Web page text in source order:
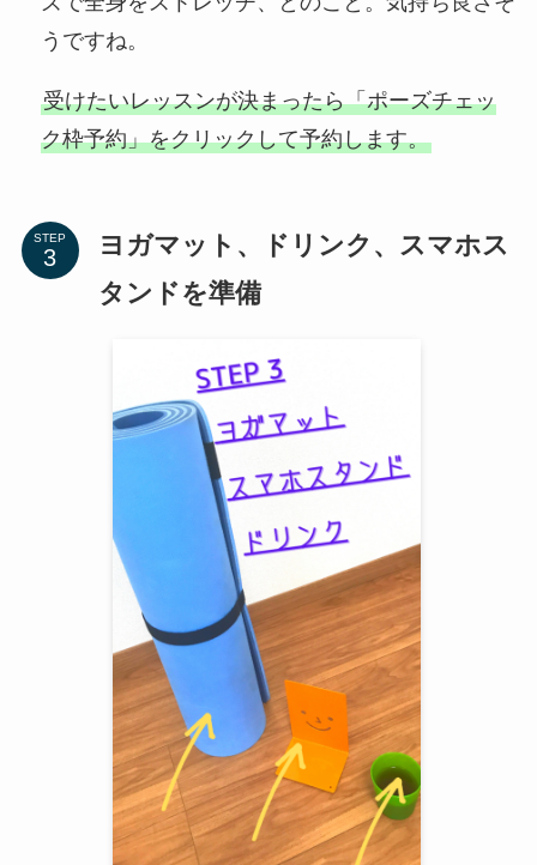
うですね。
受けたいレッスンが決まったら「ポーズチェッ
ク枠予約」をクリックして予約します。
STEP
ヨガマット、ドリンク、スマホス
タンドを準備